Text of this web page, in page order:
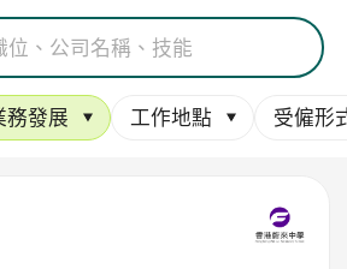
務發展 工作地點 受僱形